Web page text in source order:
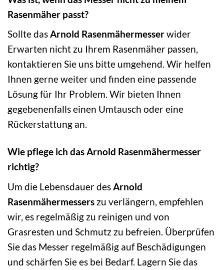
Rasenmäher passt?
Sollte dasArnold Rasenmähermesserwider
Erwarten nicht zu Ihrem Rasenmäher passen,
kontaktieren Sie uns bitte umgehend. Wir helfen
Ihnen gerne weiter und finden eine passende
Lösung für Ihr Problem. Wir bieten Ihnen
gegebenenfalls einen Umtausch oder eine
Rückerstattung an.
Wie pflege ich das Arnold Rasenmähermesser
richtig?
Um die Lebensdauer desArnold
Rasenmähermessers zu verlängern, empfehlen
wir, es regelmäßig zu reinigen und von
Grasresten und Schmutz zu befreien. Überprüfen
Sie das Messer regelmäßig auf Beschädigungen
und schärfen Sie es bei Bedarf. Lagern Sie das